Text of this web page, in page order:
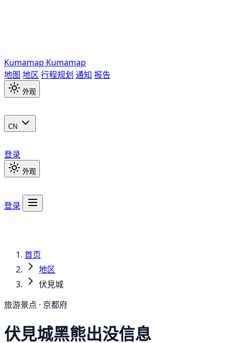
Kumamap Kumamap
地图 地区 行程规划 通知 报告
外观
CN
登录
外观
登录
首页
地区
伏見城
旅游景点 · 京都府
伏見城黑熊出没信息